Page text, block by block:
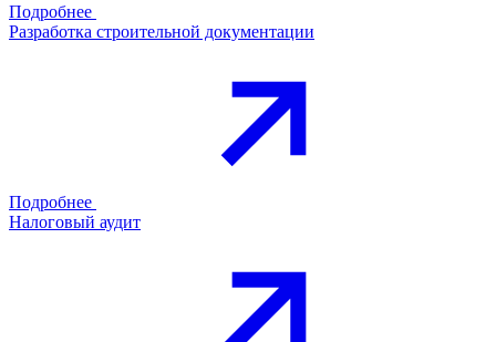
Подробнее
Разработка строительной документации
Подробнее
Налоговый аудит